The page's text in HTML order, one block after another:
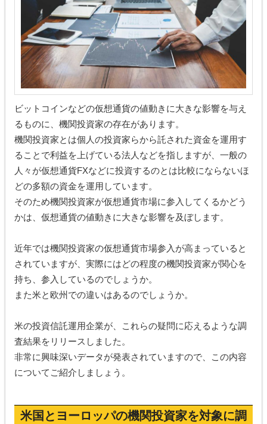
ビットコインなどの仮想通貨の値動きに大きな影響を与え
るものに、機関投資家の存在があります。
機関投資家とは個人の投資家らから託された資金を運用す
ることで利益を上げている法人などを指しますが、一般の
人々が仮想通貨FXなどに投資するのとは比較にならないほ
どの多額の資金を運用しています。
そのため機関投資家が仮想通貨市場に参入してくるかどう
かは、仮想通貨の値動きに大きな影響を及ぼします。
近年では機関投資家の仮想通貨市場参入が高まっていると
されていますが、実際にはどの程度の機関投資家が関心を
持ち、参入しているのでしょうか。
また米と欧州での違いはあるのでしょうか。
米の投資信託運用企業が、これらの疑問に応えるような調
査結果をリリースしました。
非常に興味深いデータが発表されていますので、この内容
についてご紹介しましょう。
米国とヨーロッパの機関投資家を対象に調